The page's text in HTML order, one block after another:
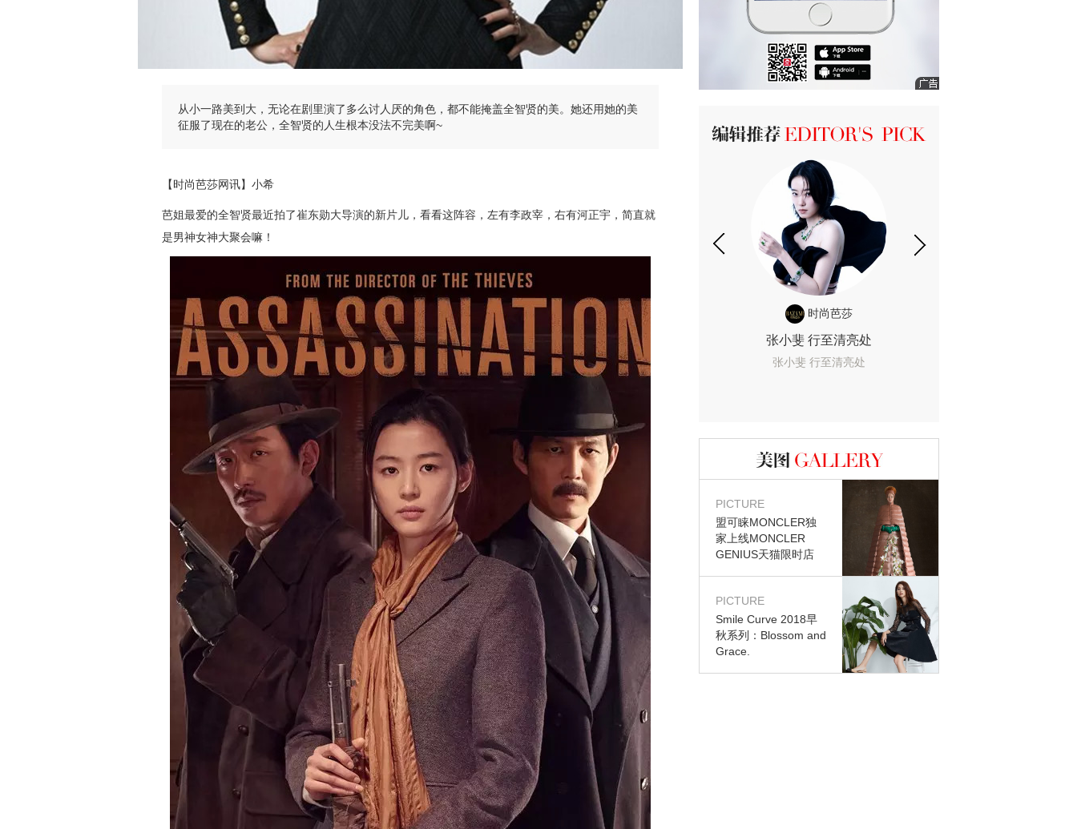
从小一路美到大，无论在剧里演了多么讨人厌的角色，都不能掩盖全智贤的美。她还用她的美
征服了现在的老公，全智贤的人生根本没法不完美啊~
【时尚芭莎网讯】小希
芭姐最爱的全智贤最近拍了崔东勋大导演的新片儿，看看这阵容，左有李政宰，右有河正宇，简直就
是男神女神大聚会嘛！
时尚芭莎
张小斐 行至清亮处
张小斐 行至清亮处
图库
PICTURE
盟可睐MONCLER独
家上线MONCLER
GENIUS天猫限时店
PICTURE
Smile Curve 2018早
秋系列：Blossom and
Grace.